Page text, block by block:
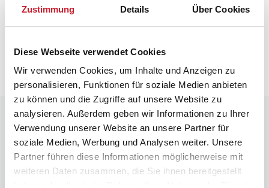
Zustimmung Details Über Cookies
Diese Webseite verwendet Cookies
Wir verwenden Cookies, um Inhalte und Anzeigen zu
personalisieren, Funktionen für soziale Medien anbieten
zu können und die Zugriffe auf unsere Website zu
analysieren. Außerdem geben wir Informationen zu Ihrer
Verwendung unserer Website an unsere Partner für
soziale Medien, Werbung und Analysen weiter. Unsere
Partner führen diese Informationen möglicherweise mit
weiteren Daten zusammen, die Sie ihnen bereitgestellt
Neben- und Verbrauchskosten
nächsten Schritt im Buchungsformular.
Raumaufteilung